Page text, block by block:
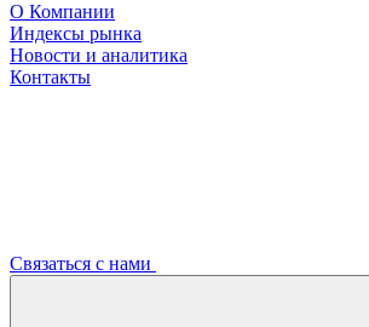
О Компании
Индексы рынка
Новости и аналитика
Контакты
Связаться с нами